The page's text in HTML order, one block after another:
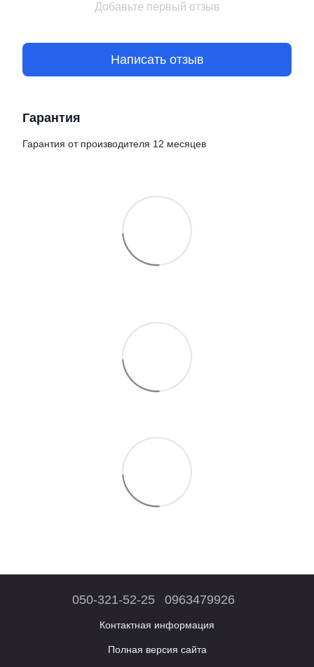
Добавьте первый отзыв
Написать отзыв
Гарантия
Гарантия от производителя 12 месяцев
050-321-52-25 0963479926
Контактная информация
Полная версия сайта